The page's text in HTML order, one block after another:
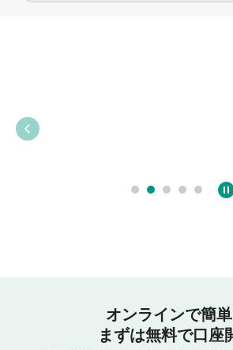
オンラインで簡単
まずは無料で口座